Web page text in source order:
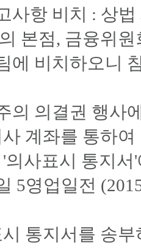
사항 비치 : 상
본점, 금융위
에 비치하오니
의 의결권 행사
계좌를 통하
의사표시 통지
5영업일전
통지서를 송